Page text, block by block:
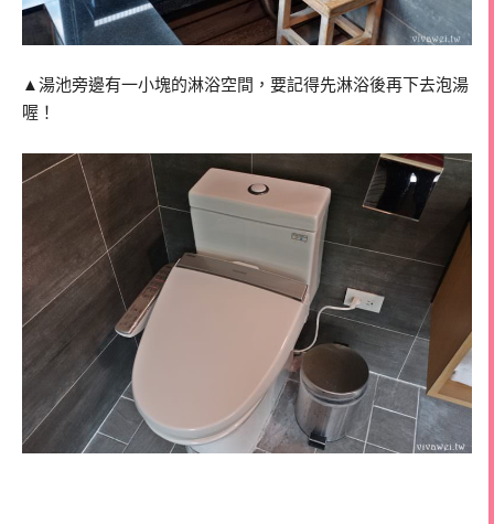
▲湯池旁邊有一小塊的淋浴空間，要記得先淋浴後再下去泡湯
喔！